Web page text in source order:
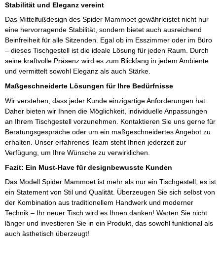
Stabilität und Eleganz vereint
Das Mittelfußdesign des Spider Mammoet gewährleistet nicht nur
eine hervorragende Stabilität, sondern bietet auch ausreichend
Beinfreiheit für alle Sitzenden. Egal ob im Esszimmer oder im Büro
– dieses Tischgestell ist die ideale Lösung für jeden Raum. Durch
seine kraftvolle Präsenz wird es zum Blickfang in jedem Ambiente
und vermittelt sowohl Eleganz als auch Stärke.
Maßgeschneiderte Lösungen für Ihre Bedürfnisse
Wir verstehen, dass jeder Kunde einzigartige Anforderungen hat.
Daher bieten wir Ihnen die Möglichkeit, individuelle Anpassungen
an Ihrem Tischgestell vorzunehmen. Kontaktieren Sie uns gerne für
Beratungsgespräche oder um ein maßgeschneidertes Angebot zu
erhalten. Unser erfahrenes Team steht Ihnen jederzeit zur
Verfügung, um Ihre Wünsche zu verwirklichen.
Fazit: Ein Must-Have für designbewusste Kunden
Das Modell Spider Mammoet ist mehr als nur ein Tischgestell; es ist
ein Statement von Stil und Qualität. Überzeugen Sie sich selbst von
der Kombination aus traditionellem Handwerk und moderner
Technik – Ihr neuer Tisch wird es Ihnen danken! Warten Sie nicht
länger und investieren Sie in ein Produkt, das sowohl funktional als
auch ästhetisch überzeugt!